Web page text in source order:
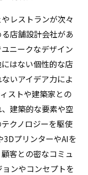
レストランが次々
店舗設計会社があ
ニークなデザイン
はない個性的な店
いアイデア力によ
ストや建築家との
建築的な要素や空
クノロジーを駆使
3DプリンターやAIを
客との密なコミュ
ンやコンセプトを